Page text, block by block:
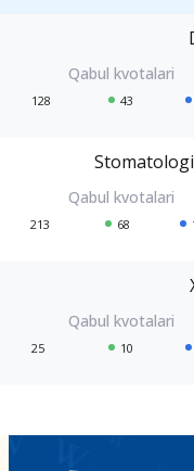
128 43
213 68
25 10